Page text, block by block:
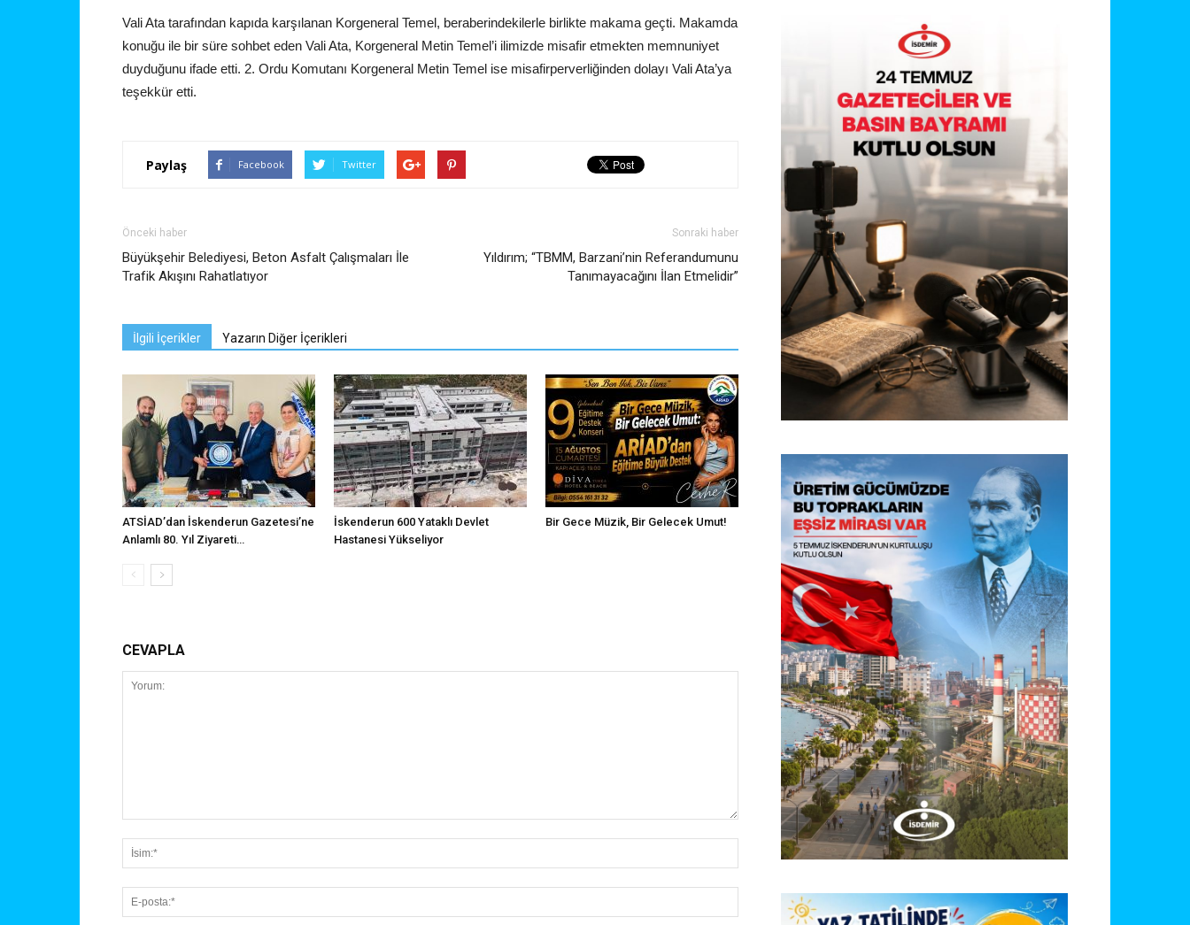
Vali Ata tarafından kapıda karşılanan Korgeneral Temel, beraberindekilerle birlikte makama geçti. Makamda
konuğu ile bir süre sohbet eden Vali Ata, Korgeneral Metin Temel’i ilimizde misafir etmekten memnuniyet
duyduğunu ifade etti. 2. Ordu Komutanı Korgeneral Metin Temel ise misafirperverliğinden dolayı Vali Ata’ya
teşekkür etti.
Paylaş Facebook Twitter
Önceki haber
Büyükşehir Belediyesi, Beton Asfalt Çalışmaları İle
Trafik Akışını Rahatlatıyor
Sonraki haber
Yıldırım; “TBMM, Barzani’nin Referandumunu
Tanımayacağını İlan Etmelidir”
İlgili İçerikler Yazarın Diğer İçerikleri
ATSİAD’dan İskenderun Gazetesi’ne
Anlamlı 80. Yıl Ziyareti…
İskenderun 600 Yataklı Devlet
Hastanesi Yükseliyor
Bir Gece Müzik, Bir Gelecek Umut!
CEVAPLA